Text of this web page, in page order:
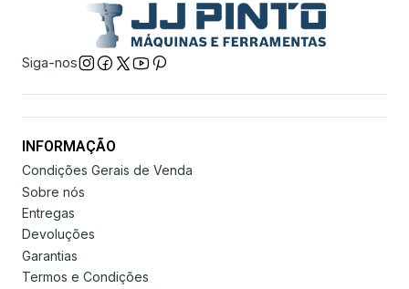
Siga-nos
INFORMAÇÃO
Condições Gerais de Venda
Sobre nós
Entregas
Devoluções
Garantias
Termos e Condições